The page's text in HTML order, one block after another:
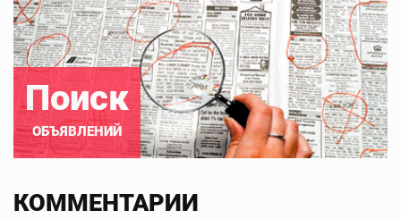
Поиск
ОБЪЯВЛЕНИЙ
КОММЕНТАРИИ